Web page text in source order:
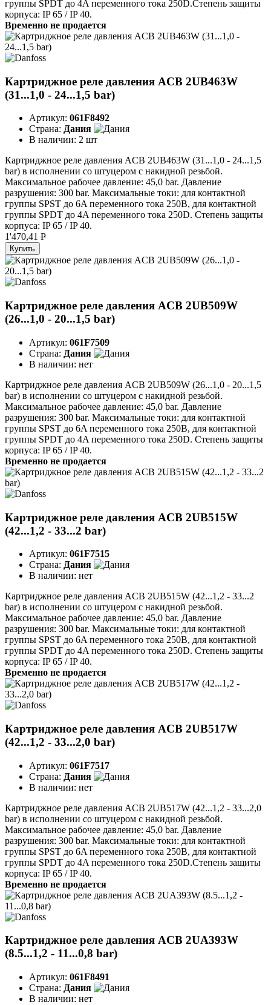
группы SPDT до 4A переменного тока 250D.Степень защиты
корпуса: IP 65 / IP 40.
Временно не продается
Картриджное реле давления ACB 2UB463W
(31...1,0 - 24...1,5 bar)
Артикул: 061F8492
Страна: Дания
В наличии: 2 шт
Картриджное реле давления ACB 2UB463W (31...1,0 - 24...1,5
bar) в исполнении со штуцером с накидной резьбой.
Максимальное рабочее давление: 45,0 bar. Давление
разрушения: 300 bar. Максимальные токи: для контактной
группы SPST до 6A переменного тока 250B, для контактной
группы SPDT до 4A переменного тока 250D. Степень защиты
корпуса: IP 65 / IP 40.
1'470,41 P
Купить
Картриджное реле давления ACB 2UB509W
(26...1,0 - 20...1,5 bar)
Артикул: 061F7509
Страна: Дания
В наличии: нет
Картриджное реле давления ACB 2UB509W (26...1,0 - 20...1,5
bar) в исполнении со штуцером с накидной резьбой.
Максимальное рабочее давление: 45,0 bar. Давление
разрушения: 300 bar. Максимальные токи: для контактной
группы SPST до 6A переменного тока 250B, для контактной
группы SPDT до 4A переменного тока 250D. Степень защиты
корпуса: IP 65 / IP 40.
Временно не продается
Картриджное реле давления ACB 2UB515W
(42...1,2 - 33...2 bar)
Артикул: 061F7515
Страна: Дания
В наличии: нет
Картриджное реле давления ACB 2UB515W (42...1,2 - 33...2
bar) в исполнении со штуцером с накидной резьбой.
Максимальное рабочее давление: 45,0 bar. Давление
разрушения: 300 bar. Максимальные токи: для контактной
группы SPST до 6A переменного тока 250B, для контактной
группы SPDT до 4A переменного тока 250D. Степень защиты
корпуса: IP 65 / IP 40.
Временно не продается
Картриджное реле давления ACB 2UB517W
(42...1,2 - 33...2,0 bar)
Артикул: 061F7517
Страна: Дания
В наличии: нет
Картриджное реле давления ACB 2UB517W (42...1,2 - 33...2,0
bar) в исполнении со штуцером с накидной резьбой.
Максимальное рабочее давление: 45,0 bar. Давление
разрушения: 300 bar. Максимальные токи: для контактной
группы SPST до 6A переменного тока 250B, для контактной
группы SPDT до 4A переменного тока 250D.Степень защиты
корпуса: IP 65 / IP 40.
Временно не продается
Картриджное реле давления ACB 2UA393W
(8.5...1,2 - 11...0,8 bar)
Артикул: 061F8491
Страна: Дания
В наличии: нет